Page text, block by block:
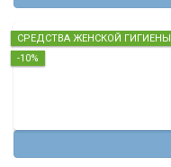
СРЕДСТВА ЖЕНСКОЙ ГИГИЕНЫ
-10%